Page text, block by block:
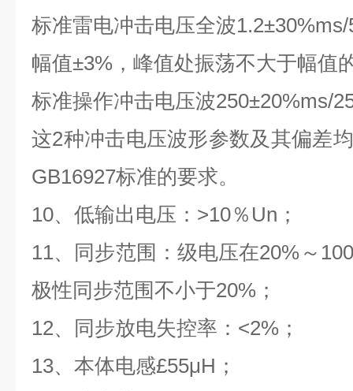
标准雷电冲击电压全波
幅值±3%，峰值处振荡不大于幅值
标准操作冲击电压波250±20%ms/
这2种冲击电压波形参数及其偏差
GB16927标准的要求。
10、低输出电压：>10％Un；
11、同步范围：级电压在20%～
极性同步范围不小于20%；
12、同步放电失控率：<2%；
13、本体电感£55μH；